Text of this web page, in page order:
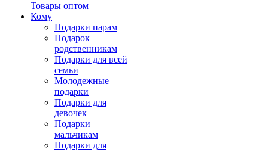
Товары оптом
Кому
Подарки парам
Подарок
родственникам
Подарки для всей
семьи
Молодежные
подарки
Подарки для
девочек
Подарки
мальчикам
Подарки для